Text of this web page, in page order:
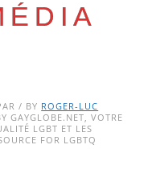
/ BY ROGER-LUC
GAYGLOBE.NET, VOTRE
LGBT ET LES
FOR LGBTQ